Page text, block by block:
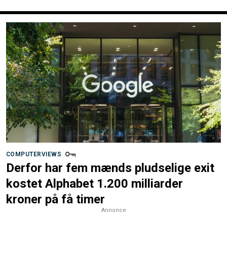
COMPUTERVIEWS
Derfor har fem mænds pludselige exit
kostet Alphabet 1.200 milliarder
kroner på få timer
Annonce